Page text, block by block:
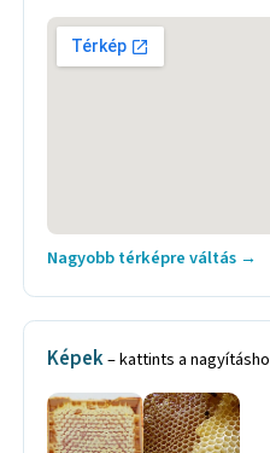
Nagyobb térképre váltás →
Képek– kattints a